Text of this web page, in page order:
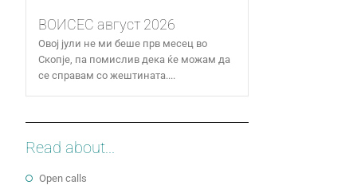
ВОИСЕС август 2026
Овој јули не ми беше прв месец во
Скопје, па помислив дека ќе можам да
се справам со жештината....
Read about...
Open calls